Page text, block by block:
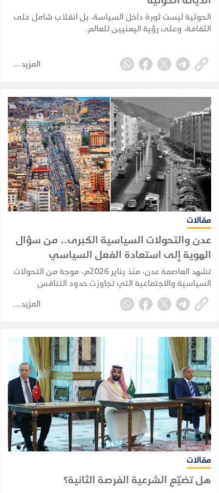
الحوثية ليست ثورة داخل السياسة، بل انقلاب شامل على
الثقافة، وعلى رؤية اليمنيين للعالم.
المزيد
مقالات
عدن والتحولات السياسية الكبرى.. من سؤال
الهوية إلى استعادة الفعل السياسي
تشهد العاصمة عدن، منذ يناير 2026م، موجة من التحولات
السياسية والاجتماعية التي تجاوزت حدود التنافس
السياسي التقليدي، لتلامس طبيعة المجتمع العدني ذاته،
وتعيد طرح أسئلة مؤجلة حول هوية المدينة وخصوصيتها
المزيد
مقالات
هل تضيّع الشرعية الفرصة الثانية؟